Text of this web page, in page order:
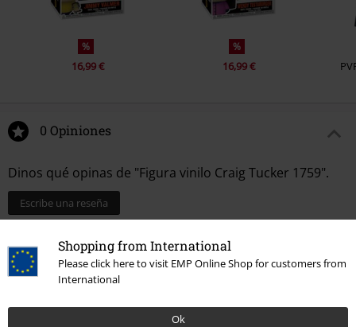
Shopping from International
Please click here to visit EMP Online Shop for customers from
International
Ok
%
16,99 €
%
16,99 €
0 Opiniones
Dinos qué opinas de "Figura vinilo Craig Tucker 1759".
Escribe una reseña